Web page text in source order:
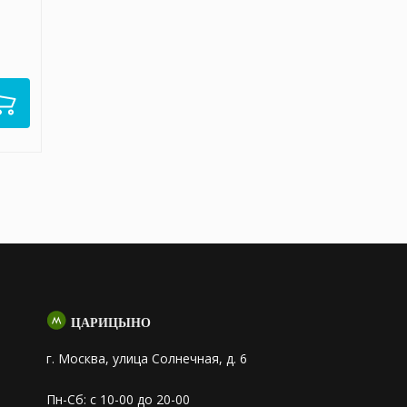
ЦАРИЦЫНО
г. Москва, улица Солнечная, д. 6
Пн-Сб: с 10-00 до 20-00